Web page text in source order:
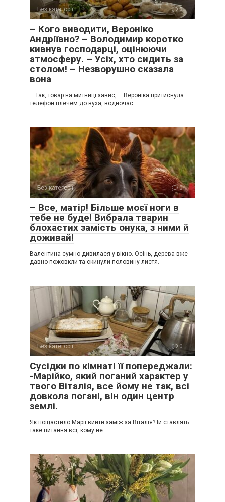
Без категорії 0
– Кого виводити, Вероніко
Андріївно? – Володимир коротко
кивнув господарці, оцінюючи
атмосферу. – Усіх, хто сидить за
столом! – Незворушно сказала
вона
– Так, товар на митниці завис, – Вероніка притиснула
телефон плечем до вуха, водночас
Без категорії 0
– Все, матір! Більше моєї ноги в
тебе не буде! Вибрала тварин
блохастих замість онука, з ними й
доживай!
Валентина сумно дивилася у вікно. Осінь, дерева вже
давно пожовкли та скинули половину листя.
Без категорії 0
Сусідки по кімнаті її попереджали:
-Марійко, який поганий характер у
твого Віталія, все йому не так, всі
довкола погані, він один центр
землі.
Як пощастило Марії вийти заміж за Віталія? Їй ставлять
таке питання всі, кому не